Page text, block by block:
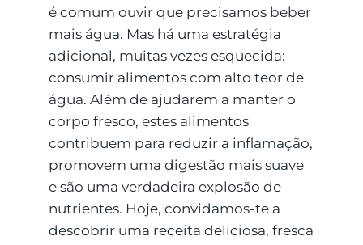
é comum ouvir que precisamos beber
mais água. Mas há uma estratégia
adicional, muitas vezes esquecida:
consumir alimentos com alto teor de
água. Além de ajudarem a manter o
corpo fresco, estes alimentos
contribuem para reduzir a inflamação,
promovem uma digestão mais suave
e são uma verdadeira explosão de
nutrientes. Hoje, convidamos-te a
descobrir uma receita deliciosa, fresca